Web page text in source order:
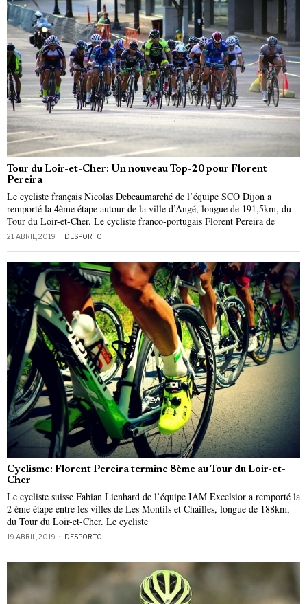
Tour du Loir-et-Cher: Un nouveau Top-20 pour Florent
Pereira
Le cycliste français Nicolas Debeaumarché de l’équipe SCO Dijon a
remporté la 4ème étape autour de la ville d’Angé, longue de 191,5km, du
Tour du Loir-et-Cher. Le cycliste franco-portugais Florent Pereira de
21 ABRIL, 2019 DESPORTO
Cyclisme: Florent Pereira termine 8ème au Tour du Loir-et-
Cher
Le cycliste suisse Fabian Lienhard de l’équipe IAM Excelsior a remporté la
2 ème étape entre les villes de Les Montils et Chailles, longue de 188km,
du Tour du Loir-et-Cher. Le cycliste
19 ABRIL, 2019 DESPORTO